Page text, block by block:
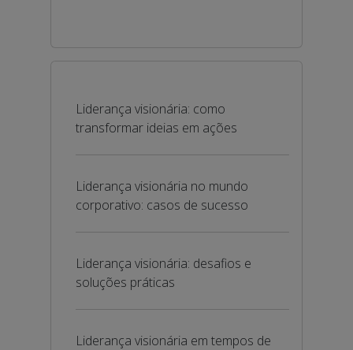
Liderança visionária: como
transformar ideias em ações
Liderança visionária no mundo
corporativo: casos de sucesso
Liderança visionária: desafios e
soluções práticas
Liderança visionária em tempos de